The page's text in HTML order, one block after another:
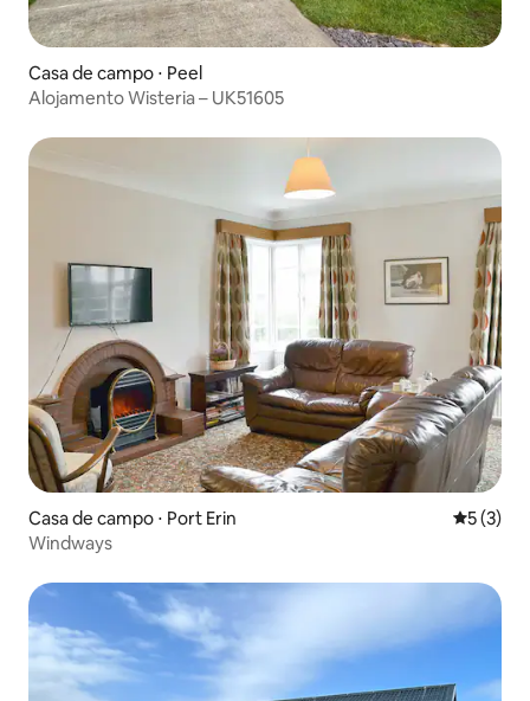
Casa de campo ⋅ Peel
Alojamento Wisteria – UK51605
Casa de campo ⋅ Port Erin 5 de
5 (3)
Windways